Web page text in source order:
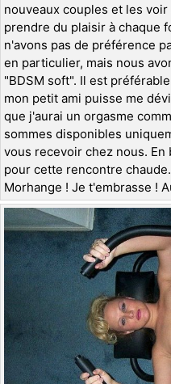
nouveaux couples et les
prendre du plaisir à chaque
n'avons pas de préférence
en particulier, mais nous
"BDSM soft". Il est
mon petit ami puisse me
que j'aurai un orgasme
sommes disponibles
vous recevoir chez nous.
pour cette rencontre
Morhange ! Je t'embrasse !